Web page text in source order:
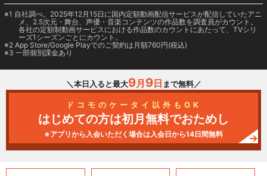
1 自社調べ。2025年12月15日に国内定額動画配信サービスが配信していたアニ
メ、2.5次元・舞台、声優・音楽コンテンツの作品数を調査員がカウント。
各社の定額制動画サービスにおける作品数のカウントにあたって、TVシリ
ーズ1シーズンごとにカウント。
2 App Store/Google Playでのご契約は月額760円(税込)
3 一部個別課金あり
＼本日入ると最大9月 9日 まで無料／
ドコモのケータイ以外もOK
はじめての方は初月無料でおためし
※アプリから入会いただく場合は入会日から14日間無料